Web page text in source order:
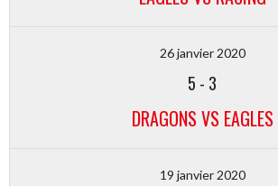
26 janvier 2020
5 - 3
DRAGONS VS EAGLES
19 janvier 2020